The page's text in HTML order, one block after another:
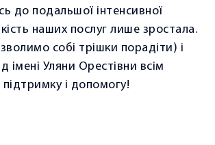
ЛІКУВАННЯ
PRP-терапія
Ударно-хвильова терапія
введення гіалуронової кислоти
до подальшої інтенсивної
наших послуг лише зростала.
собі трішки порадіти) і
імені Уляни Орестівни всім
і допомогу!